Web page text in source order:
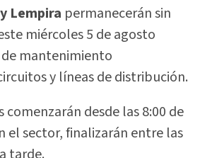
Lempira permanecerán sin
miércoles 5 de agosto
mantenimiento
y líneas de distribución.
desde las 8:00 de
el sector, finalizarán entre las